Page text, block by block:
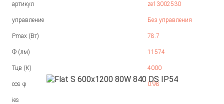
артикул ze13002530
управление Без управления
Pmax (Вт) 78.7
Ф (лм) 11574
Тцв (К) 4000
cos φ 0.98
ies